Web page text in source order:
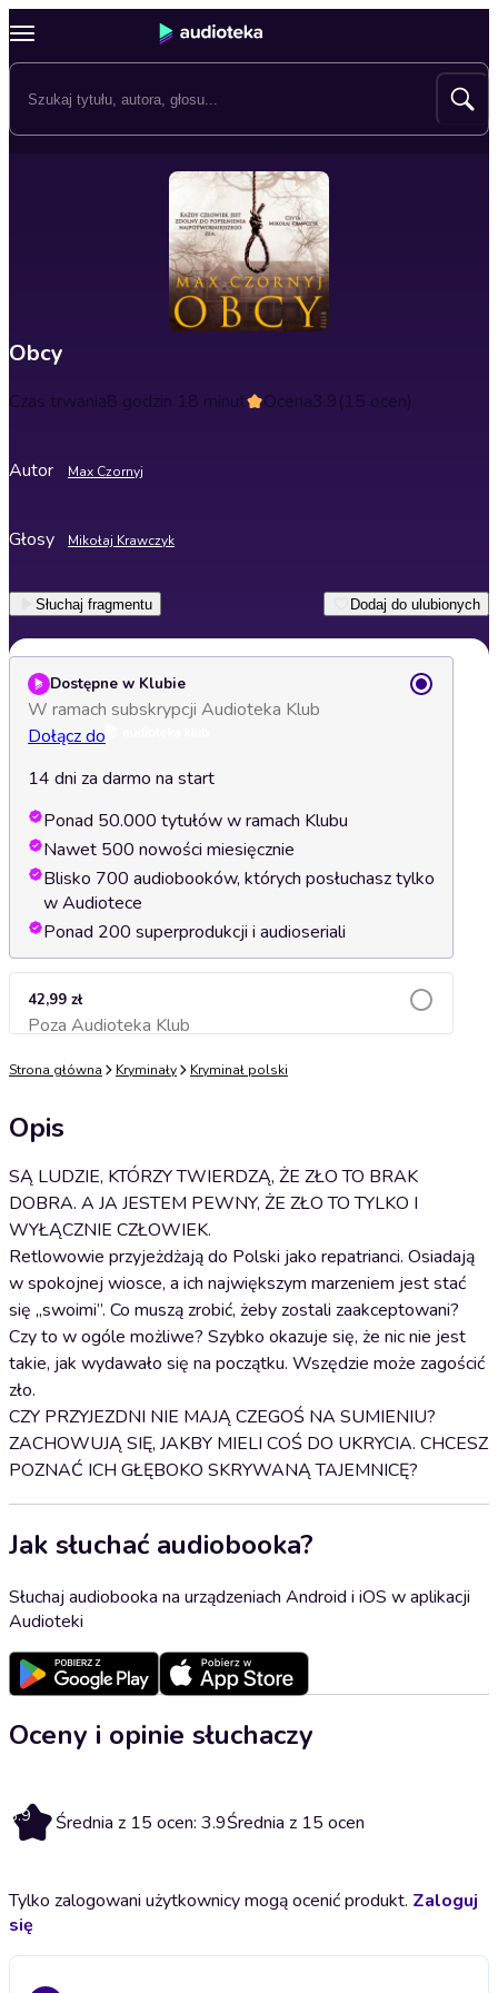
Obcy
Czas trwania8 godzin 18 minut Ocena3.9(15 ocen)
Autor Max Czornyj
Głosy Mikołaj Krawczyk
Słuchaj fragmentu Dodaj do ulubionych
Dostępne w Klubie
W ramach subskrypcji Audioteka Klub
Dołącz do
14 dni za darmo na start
Ponad 50.000 tytułów w ramach Klubu
Nawet 500 nowości miesięcznie
Blisko 700 audiobooków, których posłuchasz tylko
w Audiotece
Ponad 200 superprodukcji i audioseriali
42,99 zł
Poza Audioteka KlubDodaj do koszyka
Strona główna Kryminały Kryminał polski
Opis
SĄ LUDZIE, KTÓRZY TWIERDZĄ, ŻE ZŁO TO BRAK
DOBRA. A JA JESTEM PEWNY, ŻE ZŁO TO TYLKO I
WYŁĄCZNIE CZŁOWIEK.
Retlowowie przyjeżdżają do Polski jako repatrianci. Osiadają
w spokojnej wiosce, a ich największym marzeniem jest stać
się „swoimi”. Co muszą zrobić, żeby zostali zaakceptowani?
Czy to w ogóle możliwe? Szybko okazuje się, że nic nie jest
takie, jak wydawało się na początku. Wszędzie może zagościć
zło.
CZY PRZYJEZDNI NIE MAJĄ CZEGOŚ NA SUMIENIU?
ZACHOWUJĄ SIĘ, JAKBY MIELI COŚ DO UKRYCIA. CHCESZ
POZNAĆ ICH GŁĘBOKO SKRYWANĄ TAJEMNICĘ?
Jak słuchać audiobooka?
Słuchaj audiobooka na urządzeniach Android i iOS w aplikacji
Audioteki
Oceny i opinie słuchaczy
3.9 Średnia z 15 ocen: 3.9Średnia z 15 ocen
Tylko zalogowani użytkownicy mogą ocenić produkt. Zaloguj
się